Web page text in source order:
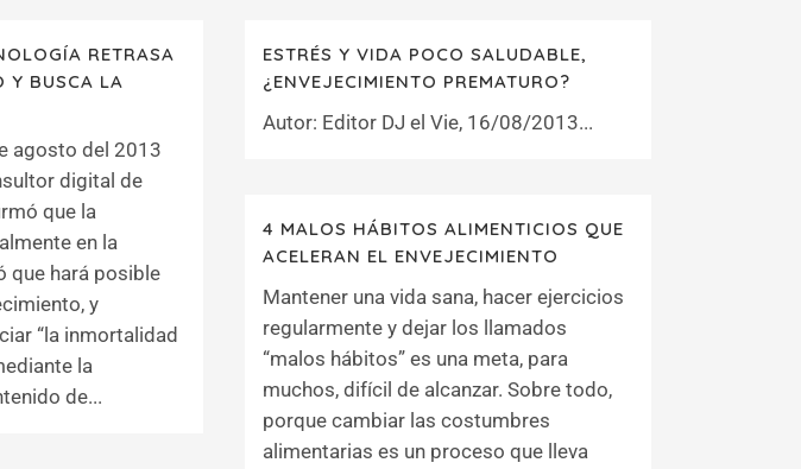
RETRASA
Y BUSCA LA
agosto del 2013
digital de
que la
en la
que hará posible
y
“la inmortalidad
la
de...
ESTRÉS Y VIDA POCO SALUDABLE,
¿ENVEJECIMIENTO PREMATURO?
Autor: Editor DJ el Vie, 16/08/2013...
4 MALOS HÁBITOS ALIMENTICIOS QUE
ACELERAN EL ENVEJECIMIENTO
Mantener una vida sana, hacer ejercicios
regularmente y dejar los llamados
“malos hábitos” es una meta, para
muchos, difícil de alcanzar. Sobre todo,
porque cambiar las costumbres
alimentarias es un proceso que lleva